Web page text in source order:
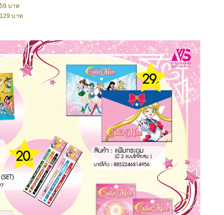
บาท
บาท